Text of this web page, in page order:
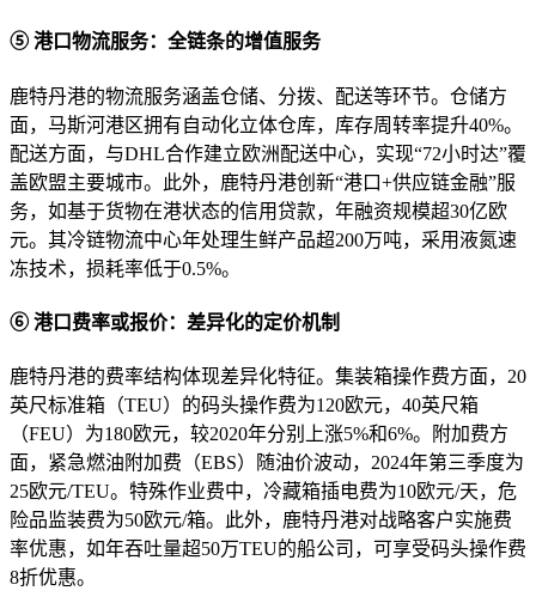
⑤ 港口物流服务：全链条的增值服务
鹿特丹港的物流服务涵盖仓储、分拨、配送等环节。仓储方
面，马斯河港区拥有自动化立体仓库，库存周转率提升40%。
配送方面，与DHL合作建立欧洲配送中心，实现“72小时达”覆
盖欧盟主要城市。此外，鹿特丹港创新“港口+供应链金融”服
务，如基于货物在港状态的信用贷款，年融资规模超30亿欧
元。其冷链物流中心年处理生鲜产品超200万吨，采用液氮速
冻技术，损耗率低于0.5%。
⑥ 港口费率或报价：差异化的定价机制
鹿特丹港的费率结构体现差异化特征。集装箱操作费方面，20
英尺标准箱（TEU）的码头操作费为120欧元，40英尺箱
（FEU）为180欧元，较2020年分别上涨5%和6%。附加费方
面，紧急燃油附加费（EBS）随油价波动，2024年第三季度为
25欧元/TEU。特殊作业费中，冷藏箱插电费为10欧元/天，危
险品监装费为50欧元/箱。此外，鹿特丹港对战略客户实施费
率优惠，如年吞吐量超50万TEU的船公司，可享受码头操作费
8折优惠。